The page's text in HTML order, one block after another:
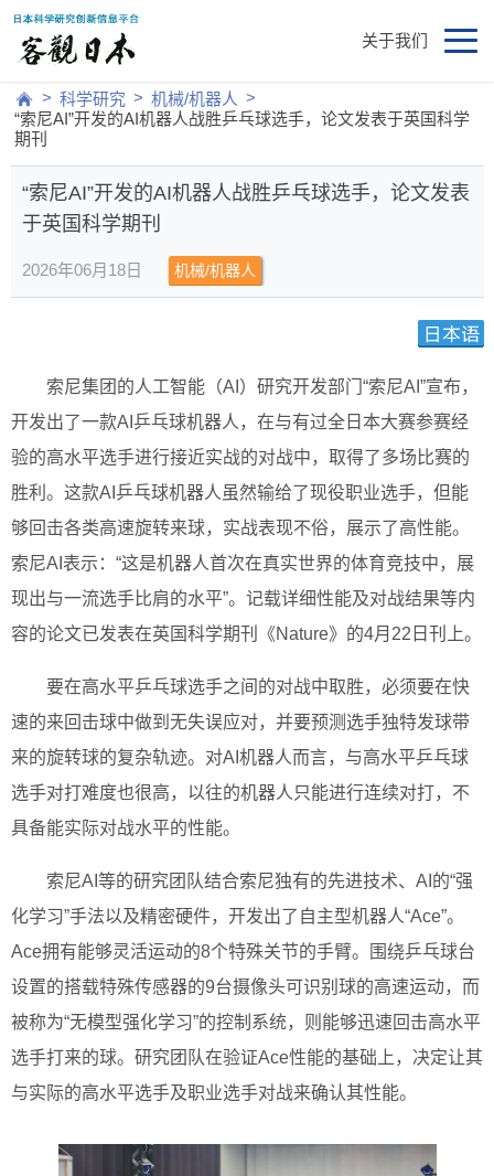
关于我们
> 科学研究 > 机械/机器人 >
“索尼AI”开发的AI机器人战胜乒乓球选手，论文发表于英国科学
期刊
“索尼AI”开发的AI机器人战胜乒乓球选手，论文发表
于英国科学期刊
2026年06月18日 机械/机器人
索尼集团的人工智能（AI）研究开发部门“索尼AI”宣布，
开发出了一款AI乒乓球机器人，在与有过全日本大赛参赛经
验的高水平选手进行接近实战的对战中，取得了多场比赛的
胜利。这款AI乒乓球机器人虽然输给了现役职业选手，但能
够回击各类高速旋转来球，实战表现不俗，展示了高性能。
索尼AI表示：“这是机器人首次在真实世界的体育竞技中，展
现出与一流选手比肩的水平”。记载详细性能及对战结果等内
容的论文已发表在英国科学期刊《Nature》的4月22日刊上。
要在高水平乒乓球选手之间的对战中取胜，必须要在快
速的来回击球中做到无失误应对，并要预测选手独特发球带
来的旋转球的复杂轨迹。对AI机器人而言，与高水平乒乓球
选手对打难度也很高，以往的机器人只能进行连续对打，不
具备能实际对战水平的性能。
索尼AI等的研究团队结合索尼独有的先进技术、AI的“强
化学习”手法以及精密硬件，开发出了自主型机器人“Ace”。
Ace拥有能够灵活运动的8个特殊关节的手臂。围绕乒乓球台
设置的搭载特殊传感器的9台摄像头可识别球的高速运动，而
被称为“无模型强化学习”的控制系统，则能够迅速回击高水平
选手打来的球。研究团队在验证Ace性能的基础上，决定让其
与实际的高水平选手及职业选手对战来确认其性能。